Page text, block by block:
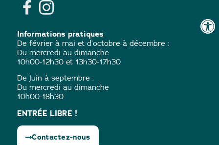
Informations pratiques
De février à mai et d’octobre à décembre :
Du mercredi au dimanche
10h00-12h30 et 13h30-17h30
De juin à septembre :
Du mercredi au dimanche
10h00-18h30
ENTRÉE LIBRE !
Contactez-nous